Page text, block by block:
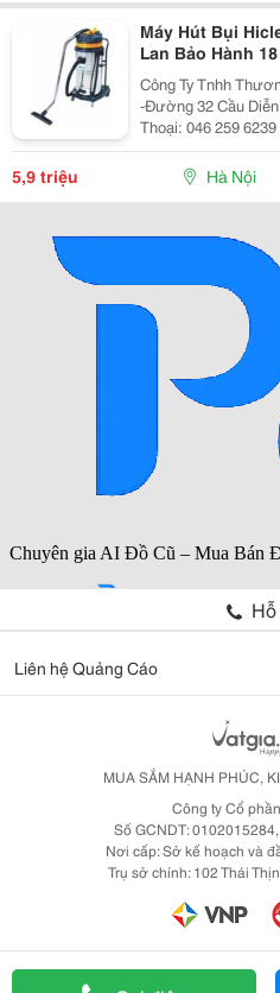
Máy Hút Bụi
Lan Bảo Hành
Công Ty Tnhh
-Đường 32 Cầu
Thoại: 046 259
6633
Luôn Cam
5,9 triệu Hà Nội
Liên hệ Quảng Cáo
MUA SẮM HẠNH PHÚC,
Công ty Cổ
Số GCNDT:
Nơi cấp: Sở kế hoạch và
Trụ sở chính: 102 Thái